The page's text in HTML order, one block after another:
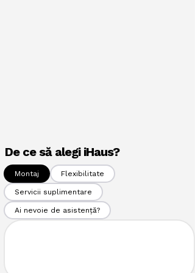
De ce să alegi iHaus?
Montaj Flexibilitate
Servicii suplimentare
Ai nevoie de asistență?